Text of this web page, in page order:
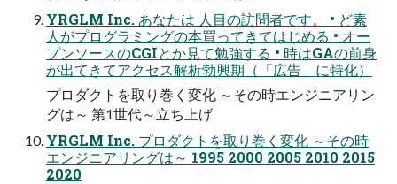
YRGLM Inc. あなたは 人目の訪問者です。 • ど素
人がプログラミングの本買ってきてはじめる • オー
プンソースのCGIとか見て勉強する • 時はGAの前身
が出てきてアクセス解析勃興期（「広告」に特化）
プロダクトを取り巻く変化 ～その時エンジニアリン
グは～ 第1世代～立ち上げ
YRGLM Inc. プロダクトを取り巻く変化 ～その時
エンジニアリングは～ 1995 2000 2005 2010 2015
2020